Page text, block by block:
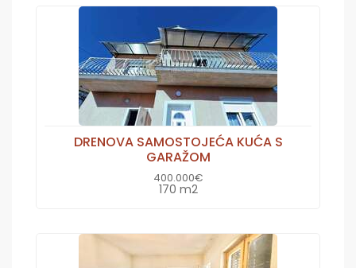
DRENOVA SAMOSTOJEĆA KUĆA S
GARAŽOM
400.000€
170 m2